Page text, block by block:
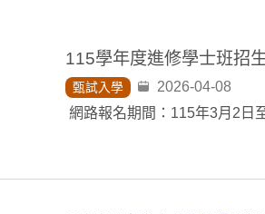
115學年度進修學士班招
甄試入學
2026-04-08
網路報名期間：115年3月2日